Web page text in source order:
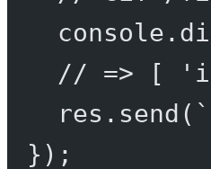
console.
// => [
res. send (
});